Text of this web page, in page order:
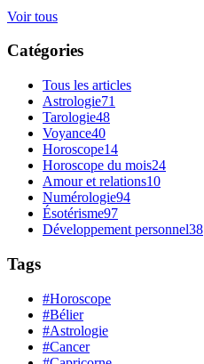
Voir tous
Catégories
Tous les articles
Astrologie71
Tarologie48
Voyance40
Horoscope14
Horoscope du mois24
Amour et relations10
Numérologie94
Ésotérisme97
Développement personnel38
Tags
#Horoscope
#Bélier
#Astrologie
#Cancer